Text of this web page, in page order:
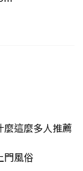
這麼多人推薦
門風俗